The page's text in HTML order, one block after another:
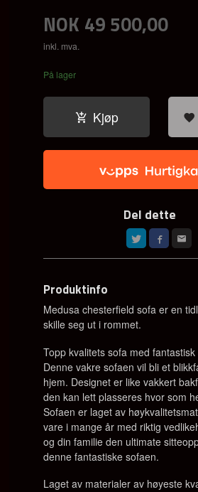
NOK 49 500,00
inkl. mva.
På lager
Kjøp
Del dette
Produktinfo
Medusa chesterfield sofa er en
skille seg ut i rommet.
Topp kvalitets sofa med
Denne vakre sofaen vil bli et
hjem. Designet er like vakkert
den kan lett plasseres hvor som
Sofaen er laget av
vare i mange år med riktig
og din familie den ultimate
denne fantastiske sofaen.
Laget av materialer av høyeste